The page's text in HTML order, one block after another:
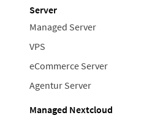
Server
Managed Server
VPS
eCommerce Server
Agentur Server
Managed Nextcloud